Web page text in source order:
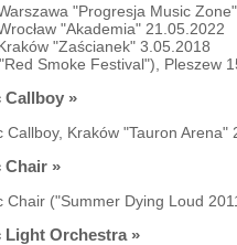
"Progresja Music
"Akademia" 21.05.2022
"Zaścianek" 3.05.2018
Smoke Festival"), Pleszew
Callboy »
Callboy, Kraków "Tauron Arena"
Chair »
Chair ("Summer Dying Loud
Light Orchestra »